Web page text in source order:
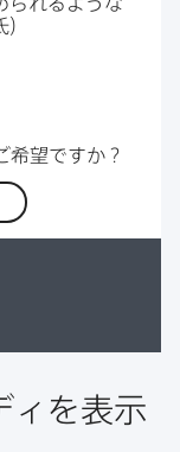
られるような​
希望ですか？
ィを​表示